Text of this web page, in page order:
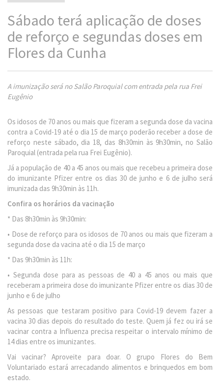
Sábado terá aplicação de doses
de reforço e segundas doses em
Flores da Cunha
A imunização será no Salão Paroquial com entrada pela rua Frei
Eugênio
Os idosos de 70 anos ou mais que fizeram a segunda dose da vacina
contra a Covid-19 até o dia 15 de março poderão receber a dose de
reforço neste sábado, dia 18, das 8h30min às 9h30min, no Salão
Paroquial (entrada pela rua Frei Eugênio).
Já a população de 40 a 45 anos ou mais que recebeu a primeira dose
do imunizante Pfizer entre os dias 30 de junho e 6 de julho será
imunizada das 9h30min às 11h.
Confira os horários da vacinação
* Das 8h30min às 9h30min:
• Dose de reforço para os idosos de 70 anos ou mais que fizeram a
segunda dose da vacina até o dia 15 de março
* Das 9h30min às 11h:
• Segunda dose para as pessoas de 40 a 45 anos ou mais que
receberam a primeira dose do imunizante Pfizer entre os dias 30 de
junho e 6 de julho
As pessoas que testaram positivo para Covid-19 devem fazer a
vacina 30 dias depois do resultado do teste. Quem já fez ou irá se
vacinar contra a Influenza precisa respeitar o intervalo mínimo de
14 dias entre os imunizantes.
Vai vacinar? Aproveite para doar. O grupo Flores do Bem
Voluntariado estará arrecadando alimentos e brinquedos em bom
estado.